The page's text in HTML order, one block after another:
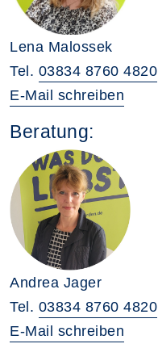
Lena Malossek
Tel. 03834 8760 4820
E-Mail schreiben
Beratung:
Andrea Jager
Tel. 03834 8760 4820
E-Mail schreiben